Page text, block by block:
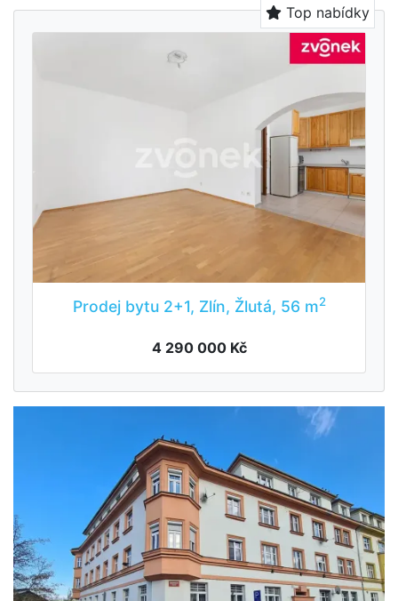
Top nabídky
Prodej bytu 2+1, Zlín, Žlutá, 56 m2
4 290 000 Kč